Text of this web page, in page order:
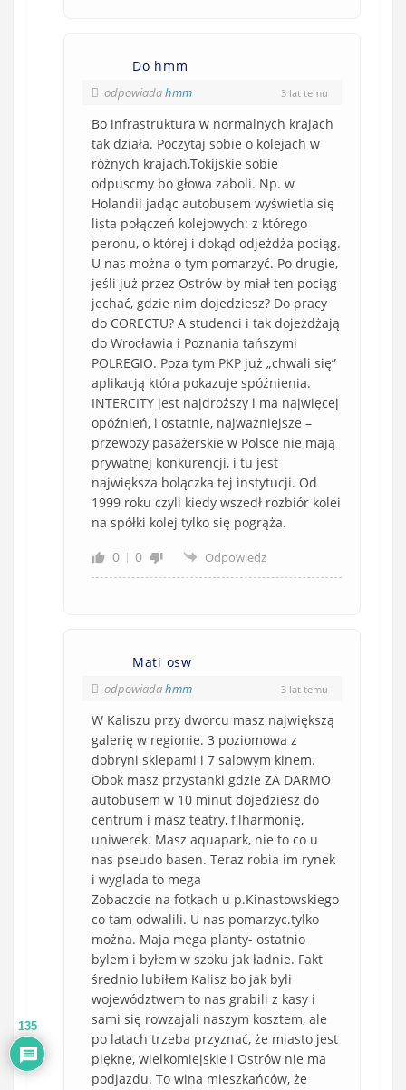
Do hmm
odpowiadahmm 3 lat temu
Bo infrastruktura w normalnych krajach
tak działa. Poczytaj sobie o kolejach w
różnych krajach,Tokijskie sobie
odpuscmy bo głowa zaboli. Np. w
Holandii jadąc autobusem wyświetla się
lista połączeń kolejowych: z którego
peronu, o której i dokąd odjeżdża pociąg.
U nas można o tym pomarzyć. Po drugie,
jeśli już przez Ostrów by miał ten pociąg
jechać, gdzie nim dojedziesz? Do pracy
do CORECTU? A studenci i tak dojeżdżają
do Wrocławia i Poznania tańszymi
POLREGIO. Poza tym PKP już „chwali się”
aplikacją która pokazuje spóźnienia.
INTERCITY jest najdroższy i ma najwięcej
opóźnień, i ostatnie, najważniejsze –
przewozy pasażerskie w Polsce nie mają
prywatnej konkurencji, i tu jest
największa bolączka tej instytucji. Od
1999 roku czyli kiedy wszedł rozbiór kolei
na spółki kolej tylko się pogrąża.
0
0 Odpowiedz
Mati osw
odpowiadahmm 3 lat temu
W Kaliszu przy dworcu masz największą
galerię w regionie. 3 poziomowa z
dobryni sklepami i 7 salowym kinem.
Obok masz przystanki gdzie ZA DARMO
autobusem w 10 minut dojedziesz do
centrum i masz teatry, filharmonię,
uniwerek. Masz aquapark, nie to co u
nas pseudo basen. Teraz robia im rynek
i wyglada to mega
Zobaczcie na fotkach u p.Kinastowskiego
co tam odwalili. U nas pomarzyc.tylko
można. Maja mega planty- ostatnio
bylem i byłem w szoku jak ładnie. Fakt
średnio lubiłem Kalisz bo jak byli
województwem to nas grabili z kasy i
sami się rowzajali naszym kosztem, ale
po latach trzeba przyznać, że miasto jest
piękne, wielkomiejskie i Ostrów nie ma
podjazdu. To wina mieszkańców, że
135